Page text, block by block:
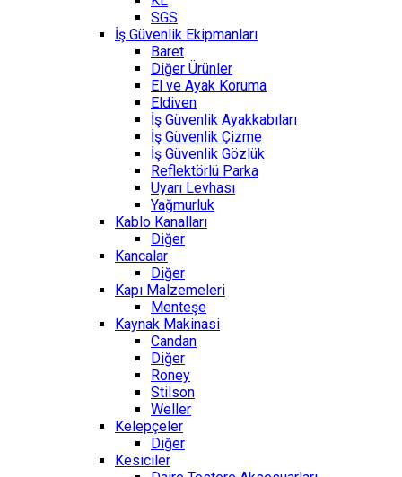
SGS
İş Güvenlik Ekipmanları
Baret
Diğer Ürünler
El ve Ayak Koruma
Eldiven
İş Güvenlik Ayakkabıları
İş Güvenlik Çizme
İş Güvenlik Gözlük
Reflektörlü Parka
Uyarı Levhası
Yağmurluk
Kablo Kanalları
Diğer
Kancalar
Diğer
Kapı Malzemeleri
Menteşe
Kaynak Makinasi
Candan
Diğer
Roney
Stilson
Weller
Kelepçeler
Diğer
Kesiciler